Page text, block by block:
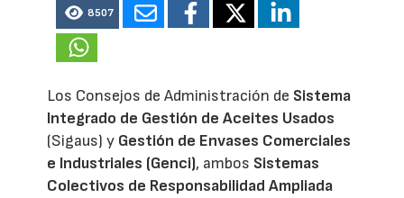
8507
Los Consejos de Administración de Sistema
Integrado de Gestión de Aceites Usados
(Sigaus) y Gestión de Envases Comerciales
e Industriales (Genci), ambos Sistemas
Colectivos de Responsabilidad Ampliada